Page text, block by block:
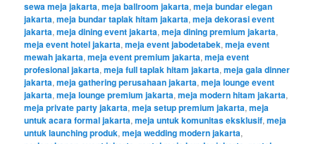
sewa meja jakarta,meja ballroom jakarta,meja bundar elegan
jakarta,meja bundar taplak hitam jakarta,meja dekorasi event
jakarta,meja dining event jakarta,meja dining premium jakarta,
meja event hotel jakarta,meja event jabodetabek,meja event
mewah jakarta,meja event premium jakarta,meja event
profesional jakarta,meja full taplak hitam jakarta,meja gala dinner
jakarta,meja gathering perusahaan jakarta,meja lounge event
jakarta,meja lounge premium jakarta,meja modern hitam jakarta,
meja private party jakarta,meja setup premium jakarta,meja
untuk acara formal jakarta,meja untuk komunitas eksklusif,meja
untuk launching produk,meja wedding modern jakarta,